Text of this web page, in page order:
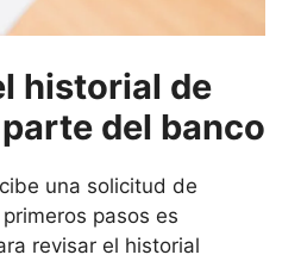
historial de
del banco
una solicitud de
pasos es
revisar el historial